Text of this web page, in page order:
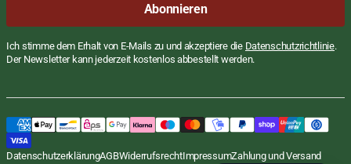
Abonnieren
Ich stimme dem Erhalt von E-Mails zu und akzeptiere die Datenschutzrichtlinie.
Der Newsletter kann jederzeit kostenlos abbestellt werden.
DatenschutzerklärungAGBWiderrufsrechtImpressumZahlung und Versand